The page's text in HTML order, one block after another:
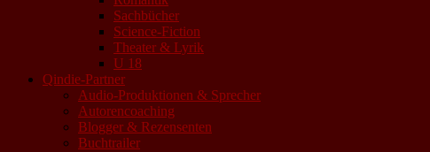
Sachbücher
Science-Fiction
Theater & Lyrik
U 18
Qindie-Partner
Audio-Produktionen & Sprecher
Autorencoaching
Blogger & Rezensenten
Buchtrailer